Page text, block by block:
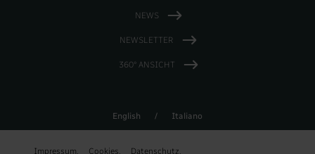
NEWS
NEWSLETTER
360° ANSICHT
English / Italiano
Impressum. Cookies. Datenschutz.